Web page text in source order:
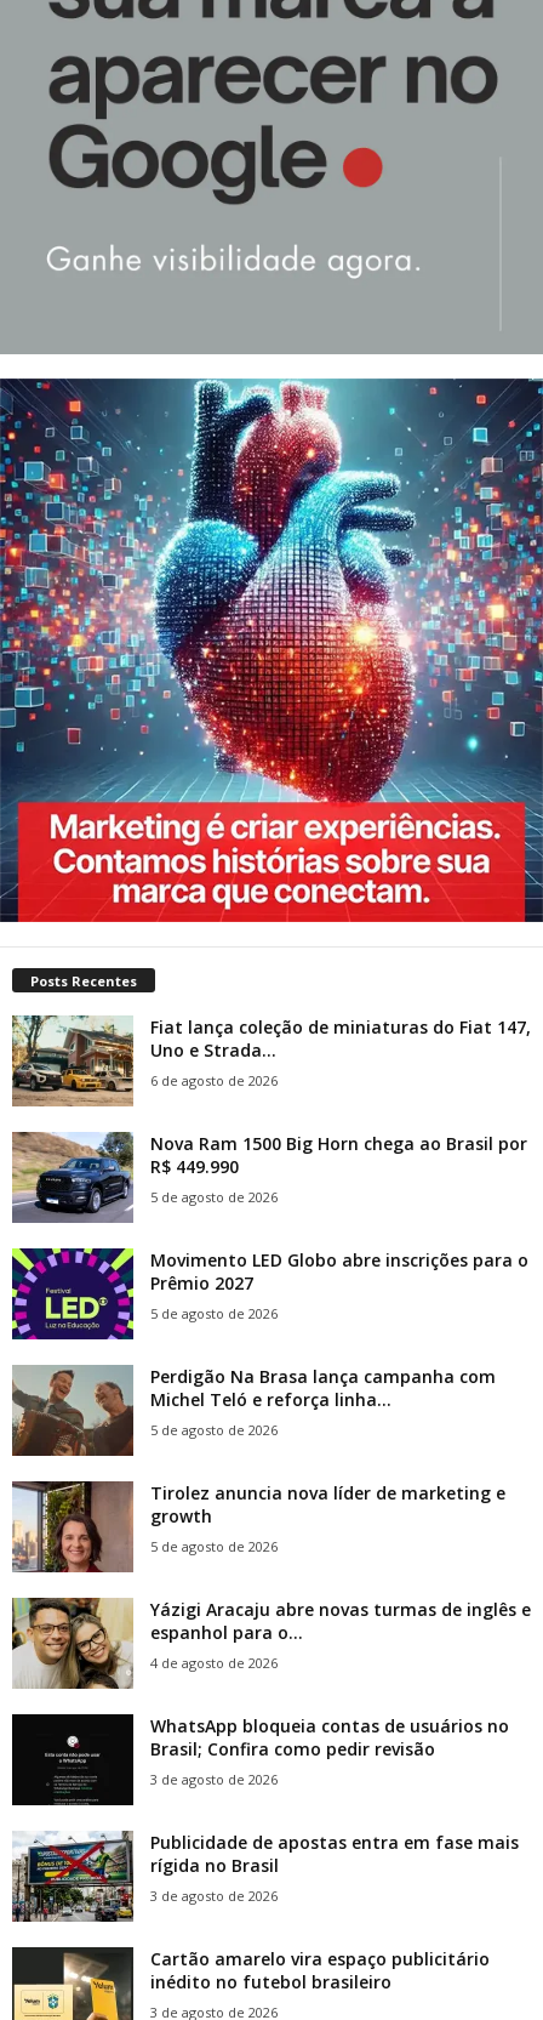
Posts Recentes
Fiat lança coleção de miniaturas do Fiat 147,
Uno e Strada...
6 de agosto de 2026
Nova Ram 1500 Big Horn chega ao Brasil por
R$ 449.990
5 de agosto de 2026
Movimento LED Globo abre inscrições para o
Prêmio 2027
5 de agosto de 2026
Perdigão Na Brasa lança campanha com
Michel Teló e reforça linha...
5 de agosto de 2026
Tirolez anuncia nova líder de marketing e
growth
5 de agosto de 2026
Yázigi Aracaju abre novas turmas de inglês e
espanhol para o...
4 de agosto de 2026
WhatsApp bloqueia contas de usuários no
Brasil; Confira como pedir revisão
3 de agosto de 2026
Publicidade de apostas entra em fase mais
rígida no Brasil
3 de agosto de 2026
Cartão amarelo vira espaço publicitário
inédito no futebol brasileiro
3 de agosto de 2026